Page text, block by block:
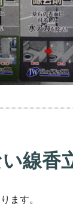
線香
ます。